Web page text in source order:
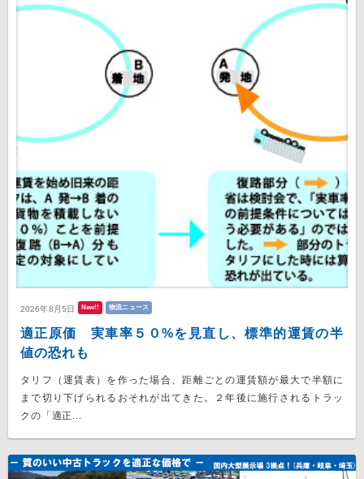
2026年8月5日 New!! 物流ニュース
適正原価 実車率５０%を見直し、標準的運賃の半
値の恐れも
タリフ（運賃表）を作った場合、距離ごとの運賃額が最大で半額に
まで切り下げられるおそれが出てきた。２年後に施行されるトラッ
クの「適正...